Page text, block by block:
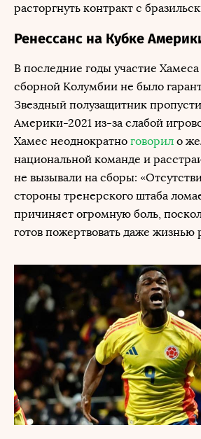
расторгнуть контракт с
Ренессанс на Кубке
В последние годы участие
сборной Колумбии не было
Звездный полузащитник
Америки-2021 из-за слабой
Хамес неоднократно говорил о
национальной команде и
не вызывали на сборы:
стороны тренерского штаба
причиняет огромную боль,
готов пожертвовать даже жизнью